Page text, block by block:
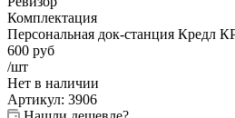
Комплектация
Персональная док-станция Кредл
600 руб
/шт
Нет в наличии
Артикул: 3906